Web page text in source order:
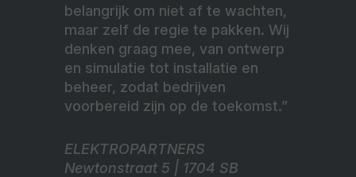
belangrijk om niet af te wachten,
maar zelf de regie te pakken. Wij
denken graag mee, van ontwerp
en simulatie tot installatie en
beheer, zodat bedrijven
voorbereid zijn op de toekomst.”
ELEKTROPARTNERS
Newtonstraat 5 | 1704 SB